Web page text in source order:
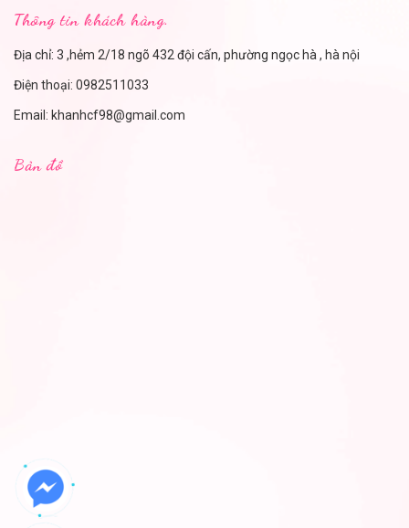
Thông tin khách hàng.
Địa chỉ: 3 ,hẻm 2/18 ngõ 432 đội cấn, phường ngọc hà , hà nội
Điện thoại: 0982511033
Email: khanhcf98@gmail.com
Bản đồ